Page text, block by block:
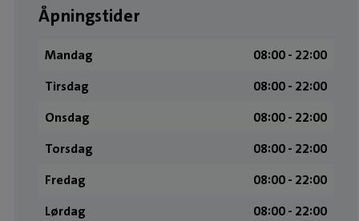
Åpningstider
Mandag
08:00 ­- 22:00
Tirsdag
08:00 ­- 22:00
Onsdag
08:00 ­- 22:00
Torsdag
08:00 ­- 22:00
Fredag
08:00 ­- 22:00
Lørdag
08:00 ­- 22:00